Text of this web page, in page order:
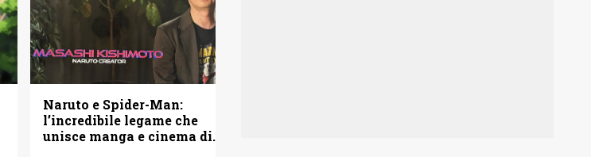
Naruto e Spider-Man:
l’incredibile legame che
unisce manga e cinema di